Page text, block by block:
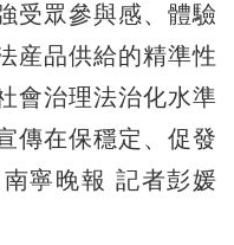
受眾參與感、體驗
産品供給的精準性
會治理法治化水準
傳在保穩定、促發
寧晚報 記者彭媛